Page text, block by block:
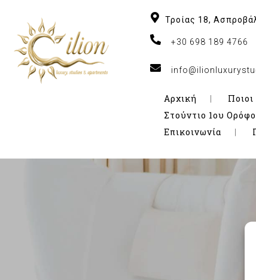
Τροίας 18,
+30 698 189 4766
Αρχική
Στούντιο 1ου
Επικοινωνία